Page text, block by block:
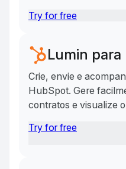
Try for free
Lumin
Crie, envie e
HubSpot. Gere
contratos e visualize
Try for free